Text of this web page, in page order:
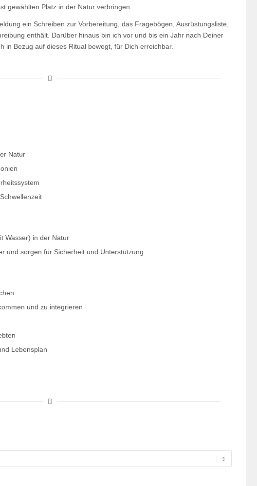
gewählten Platz in der Natur verbringen.
ein Schreiben zur Vorbereitung, das Fragebögen, Ausrüstungsliste,
enthält. Darüber hinaus bin ich vor und bis ein Jahr nach Deiner
in Bezug auf dieses Ritual bewegt, für Dich erreichbar.
Natur
Wasser) in der Natur
und sorgen für Sicherheit und Unterstützung
und zu integrieren
Lebensplan